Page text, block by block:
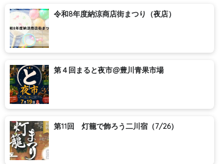
令和8年度納涼商店街まつり（夜店）
第４回まると夜市@豊川青果市場
第11回 灯籠で飾ろう二川宿（7/26）